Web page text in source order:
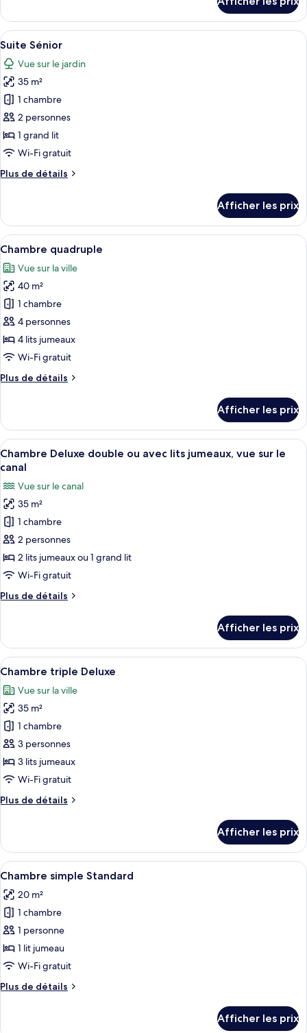
ou
avec
lits
jumeaux
Chambre
Deluxe
double
ou
avec
lits
jumeaux
Afficher
toutes
les
photos
pour
ce
type
de
chambre :
Suite
Une chambre d’hôtel dotée d’une
5
Suite Sénior
Vue sur le jardin
35 m²
1 chambre
2 personnes
1 grand lit
Wi-Fi gratuit
Plus de détails
Plus
Suite
Sénior
Afficher les prix
Afficher
toutes
les
photos
pour
ce
type
de
chambre :
Chambre
Une chambre d’hôtel moderne
9
Chambre quadruple
Vue sur la ville
40 m²
1 chambre
4 personnes
4 lits jumeaux
Wi-Fi gratuit
Plus de détails
Plus
Chambre
quadruple
Afficher les prix
Afficher
toutes
photos
pour
ce
type
de
chambre :
Deluxe
avec
lits
jumeaux,
vue
sur
le
canal
Une chambre d’hôtel avec une
11
Chambre Deluxe double ou avec lits jumeaux, vue sur le
canal
Vue sur le canal
35 m²
1 chambre
2 personnes
2 lits jumeaux ou 1 grand lit
Wi-Fi gratuit
Plus de détails
Plus
Chambre
Deluxe
double
avec
lits
jumeaux,
vue
sur
le
canal
Afficher les prix
Afficher
toutes
les
photos
pour
ce
type
de
chambre :
Chambre
Une chambre d’hôtel avec deux lits,
6
Chambre triple Deluxe
Vue sur la ville
35 m²
1 chambre
3 personnes
3 lits jumeaux
Wi-Fi gratuit
Plus de détails
Plus
Chambre
triple
Deluxe
Afficher les prix
Afficher
toutes
les
photos
pour
ce
type
chambre :
Un lit bien fait, avec une couette
5
Chambre simple Standard
20 m²
1 chambre
1 personne
1 lit jumeau
Wi-Fi gratuit
Plus de détails
Plus
Afficher les prix